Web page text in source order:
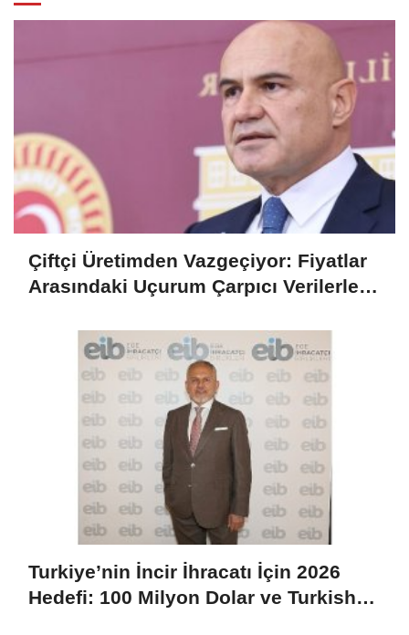
Çiftçi Üretimden Vazgeçiyor: Fiyatlar
Arasındaki Uçurum Çarpıcı Verilerle
Turkiye’nin İncir İhracatı İçin 2026
Hedefi: 100 Milyon Dolar ve Turkish